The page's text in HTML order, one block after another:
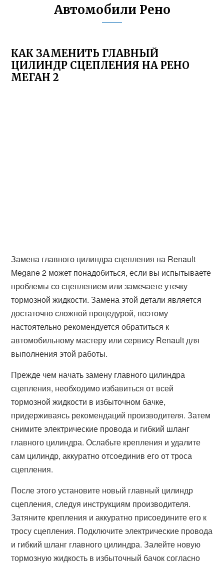
Автомобили Рено
КАК ЗАМЕНИТЬ ГЛАВНЫЙ
ЦИЛИНДР СЦЕПЛЕНИЯ НА РЕНО
МЕГАН 2
Замена главного цилиндра сцепления на Renault
Megane 2 может понадобиться, если вы испытываете
проблемы со сцеплением или замечаете утечку
тормозной жидкости. Замена этой детали является
достаточно сложной процедурой, поэтому
настоятельно рекомендуется обратиться к
автомобильному мастеру или сервису Renault для
выполнения этой работы.
Прежде чем начать замену главного цилиндра
сцепления, необходимо избавиться от всей
тормозной жидкости в избыточном бачке,
придерживаясь рекомендаций производителя. Затем
снимите электрические провода и гибкий шланг
главного цилиндра. Ослабьте крепления и удалите
сам цилиндр, аккуратно отсоединив его от троса
сцепления.
После этого установите новый главный цилиндр
сцепления, следуя инструкциям производителя.
Затяните крепления и аккуратно присоедините его к
тросу сцепления. Подключите электрические провода
и гибкий шланг главного цилиндра. Залейте новую
тормозную жидкость в избыточный бачок согласно